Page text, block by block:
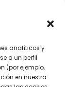
analíticos y
a un perfil
(por ejemplo,
en nuestra